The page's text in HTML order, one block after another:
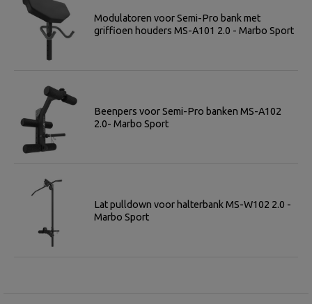
Modulatoren voor Semi-Pro bank met
griffioen houders MS-A101 2.0 - Marbo Sport
Beenpers voor Semi-Pro banken MS-A102
2.0- Marbo Sport
Lat pulldown voor halterbank MS-W102 2.0 -
Marbo Sport